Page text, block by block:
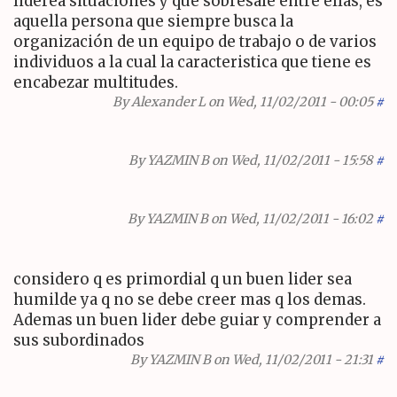
aquella persona que siempre busca la
organización de un equipo de trabajo o de varios
individuos a la cual la caracteristica que tiene es
encabezar multitudes.
ByAlexander Lon Wed, 11/02/2011 - 00:05 #
ByYAZMIN Bon Wed, 11/02/2011 - 15:58 #
ByYAZMIN Bon Wed, 11/02/2011 - 16:02 #
considero q es primordial q un buen lider sea
humilde ya q no se debe creer mas q los demas.
Ademas un buen lider debe guiar y comprender a
sus subordinados
ByYAZMIN Bon Wed, 11/02/2011 - 21:31 #